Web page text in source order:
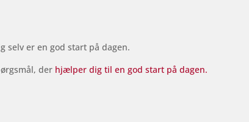
selv er en god start på dagen.
der hjælper dig til en god start på dagen.